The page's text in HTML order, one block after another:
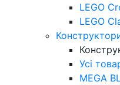
LEGO
LEGO
Усі
MEGA